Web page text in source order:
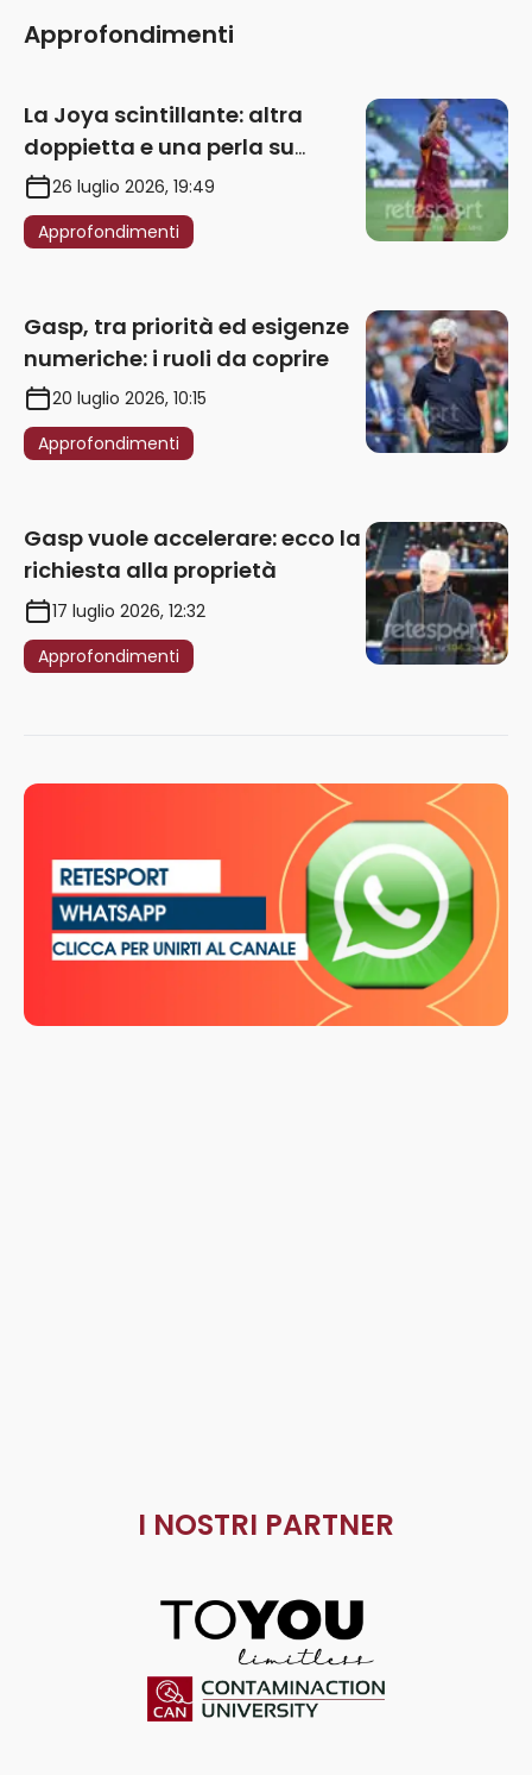
Approfondimenti
La Joya scintillante: altra
doppietta e una perla su
punizione – VIDEO
26 luglio 2026, 19:49
Approfondimenti
Gasp, tra priorità ed esigenze
numeriche: i ruoli da coprire
20 luglio 2026, 10:15
Approfondimenti
Gasp vuole accelerare: ecco la
richiesta alla proprietà
17 luglio 2026, 12:32
Approfondimenti
I NOSTRI PARTNER
ToYou